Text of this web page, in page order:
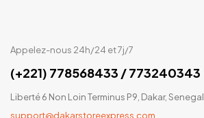
Appelez-nous 24h/24 et 7j/7
(+221) 778568433 / 773240343
Liberté 6 Non Loin Terminus P9, Dakar, Senegal
support@dakarstoreexpress.com